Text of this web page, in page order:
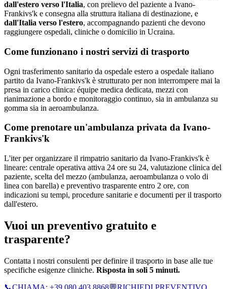
dall'estero verso l'Italia, con prelievo del paziente a Ivano-
Frankivs'k e consegna alla struttura italiana di destinazione, e
dall'Italia verso l'estero, accompagnando pazienti che devono
raggiungere ospedali, cliniche o domicilio in Ucraina.
Come funzionano i nostri servizi di trasporto
Ogni trasferimento sanitario da ospedale estero a ospedale italiano
partito da Ivano-Frankivs'k è strutturato per non interrompere mai la
presa in carico clinica: équipe medica dedicata, mezzi con
rianimazione a bordo e monitoraggio continuo, sia in ambulanza su
gomma sia in aeroambulanza.
Come prenotare un'ambulanza privata da Ivano-
Frankivs'k
L'iter per organizzare il rimpatrio sanitario da Ivano-Frankivs'k è
lineare: centrale operativa attiva 24 ore su 24, valutazione clinica del
paziente, scelta del mezzo (ambulanza, aeroambulanza o volo di
linea con barella) e preventivo trasparente entro 2 ore, con
indicazioni su tempi, procedure sanitarie e documenti per il trasporto
dall'estero.
Vuoi un preventivo gratuito e
trasparente?
Contatta i nostri consulenti per definire il trasporto in base alle tue
specifiche esigenze cliniche. Risposta in soli 5 minuti.
📞CHIAMA: +39 080 403 8868💬RICHIEDI PREVENTIVO